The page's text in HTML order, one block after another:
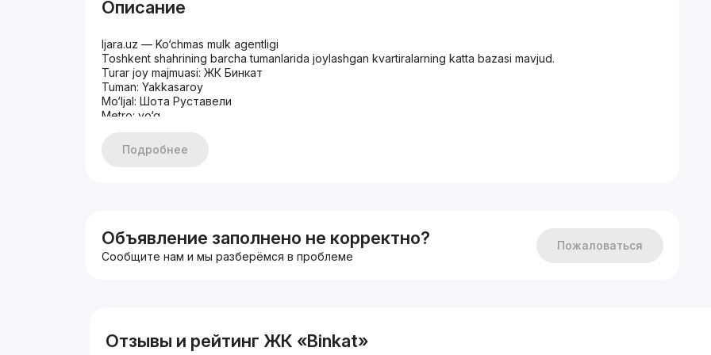
Описание
Ijara.uz — Ko‘chmas mulk agentligi
Toshkent shahrining barcha tumanlarida joylashgan kvartiralarning katta bazasi mavjud.
Turar joy majmuasi: ЖК Бинкат
Tuman: Yakkasaroy
Mo‘ljal: Шота Руставели
Metro: yo‘q
Xonalar soni: 3
Qavat: 3
Faqat rasmiy shartnomalar
Shaffof shartlar
Bitimda xavfsizligingiz kafolatlanadi
Подробнее
Объявление заполнено не корректно?
Сообщите нам и мы разберёмся в проблеме
Пожаловаться
Отзывы и рейтинг ЖК «Binkat»